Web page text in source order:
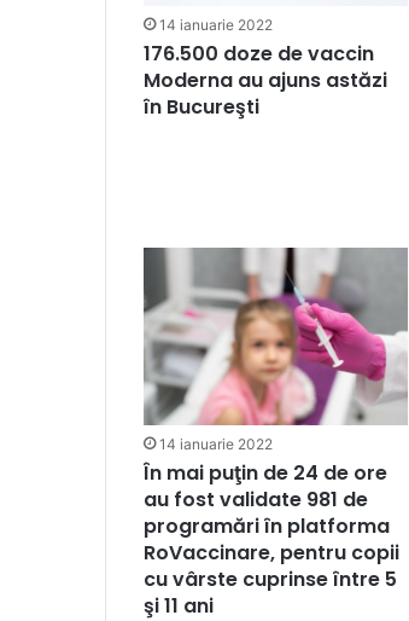
14 ianuarie 2022
176.500 doze de vaccin
Moderna au ajuns astăzi
în Bucureşti
14 ianuarie 2022
În mai puţin de 24 de ore
au fost validate 981 de
programări în platforma
RoVaccinare, pentru copii
cu vârste cuprinse între 5
şi 11 ani